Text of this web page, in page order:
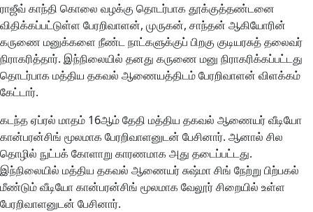
ராஜீவ் காந்தி கொலை வழக்கு தொடர்பாக தூக்குத்தண்டனை
விதிக்கப்பட்டுள்ள பேரறிவாளன், முருகன், சாந்தன் ஆகியோரின்
கருணை மனுக்களை நீண்ட நாட்களுக்குப் பிறகு குடியரசுத் தலைவர்
நிராகரித்தார். இந்நிலையில் தனது கருணை மனு நிராகரிக்கப்பட்டது
தொடர்பாக மத்திய தகவல் ஆணையத்திடம் பேரறிவாளன் விளக்கம்
கேட்டார்.
கடந்த ஏப்ரல் மாதம் 16ஆம் தேதி மத்திய தகவல் ஆணையர் வீடியோ
கான்பரன்சிங் மூலமாக பேரறிவாளனுடன் பேசினார். ஆனால் சில
தொழில் நுட்பக் கோளாறு காரணமாக அது தடைப்பட்டது.
இந்நிலையில் மத்திய தகவல் ஆணையர் சுஷ்மா சிங் நேற்று பிற்பகல்
மீண்டும் வீடியோ கான்பரன்சிங் மூலமாக வேலூர் சிறையில் உள்ள
பேரறிவாளனுடன் பேசினார்.